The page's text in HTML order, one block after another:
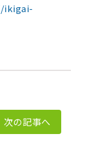
ikigai-
次の記事へ